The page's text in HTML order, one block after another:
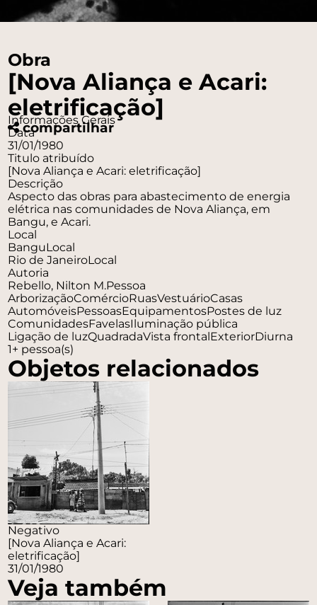
Obra
[Nova Aliança e Acari:
eletrificação]
compartilhar
Informações Gerais
Data
31/01/1980
Titulo atribuído
[Nova Aliança e Acari: eletrificação]
Descrição
Aspecto das obras para abastecimento de energia
elétrica nas comunidades de Nova Aliança, em
Bangu, e Acari.
Local
BanguLocal
Rio de JaneiroLocal
Autoria
Rebello, Nilton M.Pessoa
ArborizaçãoComércioRuasVestuárioCasas
AutomóveisPessoasEquipamentosPostes de luz
ComunidadesFavelasIluminação pública
Ligação de luzQuadradaVista frontalExteriorDiurna
1+ pessoa(s)
Objetos relacionados
Negativo
[Nova Aliança e Acari:
eletrificação]
31/01/1980
Veja também